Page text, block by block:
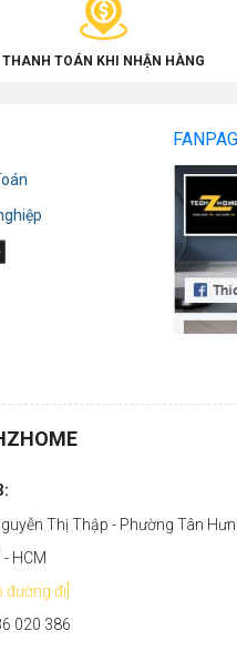
THANH TOÁN KHI NHẬN HÀNG
Thị Thập - Phường Tân
- HCM
đường đi]
020 386